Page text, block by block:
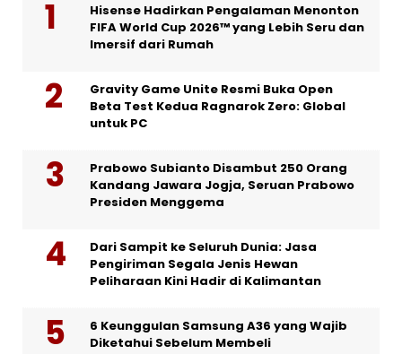
Hisense Hadirkan Pengalaman Menonton
FIFA World Cup 2026™ yang Lebih Seru dan
Imersif dari Rumah
Gravity Game Unite Resmi Buka Open
Beta Test Kedua Ragnarok Zero: Global
untuk PC
Prabowo Subianto Disambut 250 Orang
Kandang Jawara Jogja, Seruan Prabowo
Presiden Menggema
Dari Sampit ke Seluruh Dunia: Jasa
Pengiriman Segala Jenis Hewan
Peliharaan Kini Hadir di Kalimantan
6 Keunggulan Samsung A36 yang Wajib
Diketahui Sebelum Membeli